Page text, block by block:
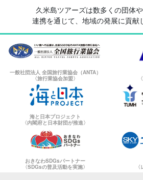
久米島ツアーズは数多くの団体
連携を通じて、地域の発展に貢献
一般社団法人 全国旅行業協会（ANTA）
〈旅行業協会加盟〉
海と日本プロジェクト
〈内閣府と日本財団が推進〉
おきなわSDGsパートナー
〈SDGsの普及活動を実施〉